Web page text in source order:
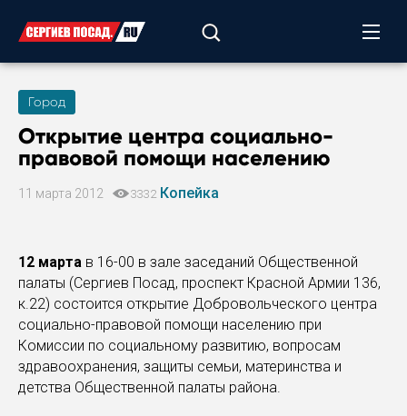
Город
Открытие центра социально-
правовой помощи населению
11 марта 2012 3332 Копейка
12 марта в 16-00 в зале заседаний Общественной
палаты (Сергиев Посад, проспект Красной Армии 136,
к.22) состоится открытие Добровольческого центра
социально-правовой помощи населению при
Комиссии по социальному развитию, вопросам
здравоохранения, защиты семьи, материнства и
детства Общественной палаты района.